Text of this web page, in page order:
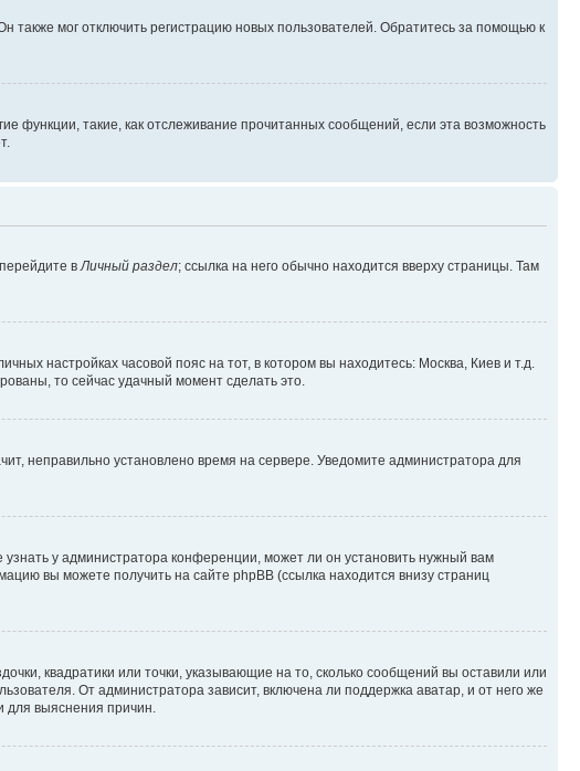
мог отключить регистрацию новых пользователей. Обратитесь за помощью к
функции, такие, как отслеживание прочитанных сообщений, если эта возможность
в Личный раздел; ссылка на него обычно находится вверху страницы. Там
настройках часовой пояс на тот, в котором вы находитесь: Москва, Киев и т.д.
то сейчас удачный момент сделать это.
неправильно установлено время на сервере. Уведомите администратора для
у администратора конференции, может ли он установить нужный вам
вы можете получить на сайте phpBB (ссылка находится внизу страниц
квадратики или точки, указывающие на то, сколько сообщений вы оставили или
От администратора зависит, включена ли поддержка аватар, и от него же
для выяснения причин.